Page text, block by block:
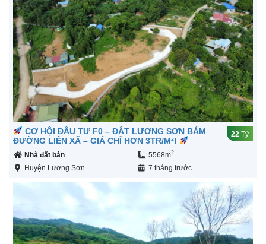
CƠ HỘI ĐẦU TƯ F0 – ĐẤT LƯƠNG SƠN BÁM
ĐƯỜNG LIÊN XÃ – GIÁ CHỈ HƠN 3TR/M²!
22 Tỷ
Nhà đất bán 5568m2
Huyện Lương Sơn 7 tháng trước